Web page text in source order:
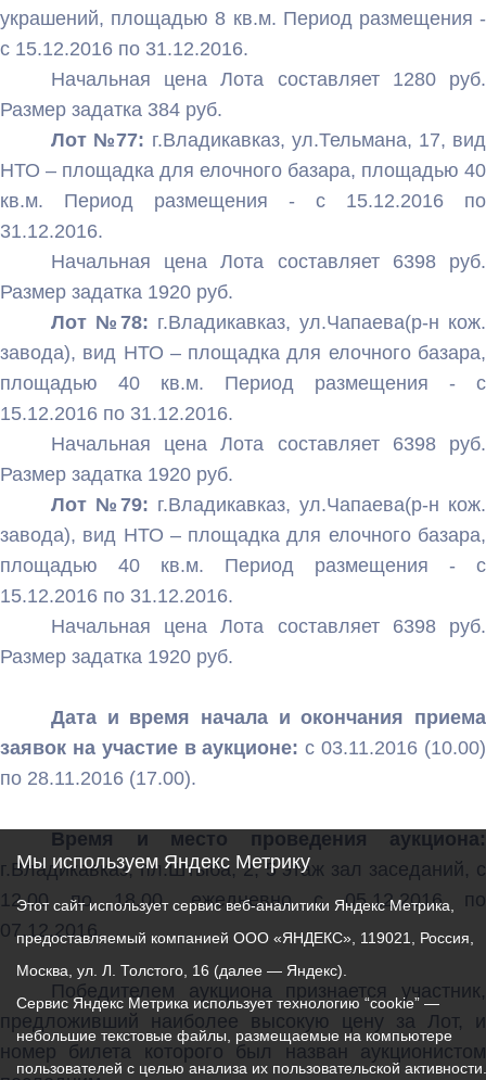
украшений, площадью 8 кв.м. Период размещения -
с 15.12.2016 по 31.12.2016.
Начальная цена Лота составляет 1280 руб.
Размер задатка 384 руб.
Лот №77: г.Владикавказ, ул.Тельмана, 17, вид
НТО – площадка для елочного базара, площадью 40
кв.м. Период размещения - с 15.12.2016 по
31.12.2016.
Начальная цена Лота составляет 6398 руб.
Размер задатка 1920 руб.
Лот №78: г.Владикавказ, ул.Чапаева(р-н кож.
завода), вид НТО – площадка для елочного базара,
площадью 40 кв.м. Период размещения - с
15.12.2016 по 31.12.2016.
Начальная цена Лота составляет 6398 руб.
Размер задатка 1920 руб.
Лот №79: г.Владикавказ, ул.Чапаева(р-н кож.
завода), вид НТО – площадка для елочного базара,
площадью 40 кв.м. Период размещения - с
15.12.2016 по 31.12.2016.
Начальная цена Лота составляет 6398 руб.
Размер задатка 1920 руб.
Дата и время начала и окончания приема
заявок на участие в аукционе:с 03.11.2016 (10.00)
по 28.11.2016 (17.00).
Время и место проведения аукциона:
г.Владикавказ, пл.Штыба, 2, 5 этаж зал заседаний, с
12.00 по 18.00, ежедневно с 05.12.2016 по
07.12.2016.
Победителем аукциона признается участник,
предложивший наиболее высокую цену за Лот, и
номер билета которого был назван аукционистом
Мы используем Яндекс Метрику
Этот сайт использует сервис веб-аналитики Яндекс Метрика,
предоставляемый компанией ООО «ЯНДЕКС», 119021, Россия,
Москва, ул. Л. Толстого, 16 (далее — Яндекс).
Сервис Яндекс Метрика использует технологию “cookie” —
небольшие текстовые файлы, размещаемые на компьютере
пользователей с целью анализа их пользовательской активности.